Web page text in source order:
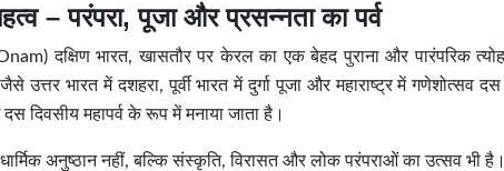
– परंपरा, पूजा और प्रसन्नता का पर्व
दक्षिण भारत, खासतौर पर केरल का एक बेहद पुराना और पारंपरिक
उत्तर भारत में दशहरा, पूर्वी भारत में दुर्गा पूजा और महाराष्ट्र में
दिवसीय महापर्व के रूप में मनाया जाता है।
धार्मिक अनुष्ठान नहीं, बल्कि संस्कृति, विरासत और लोक परंपराओं का उत्सव भी है।